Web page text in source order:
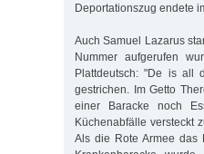
Deportationszug endete
Auch Samuel Lazarus
Nummer aufgerufen
Plattdeutsch: "De is all
gestrichen. Im Getto
einer Baracke noch
Küchenabfälle versteckt
Als die Rote Armee